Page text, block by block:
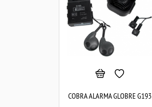
COBRA ALARMA GLOBRE G193